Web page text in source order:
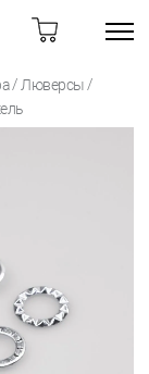
/ Люверсы /